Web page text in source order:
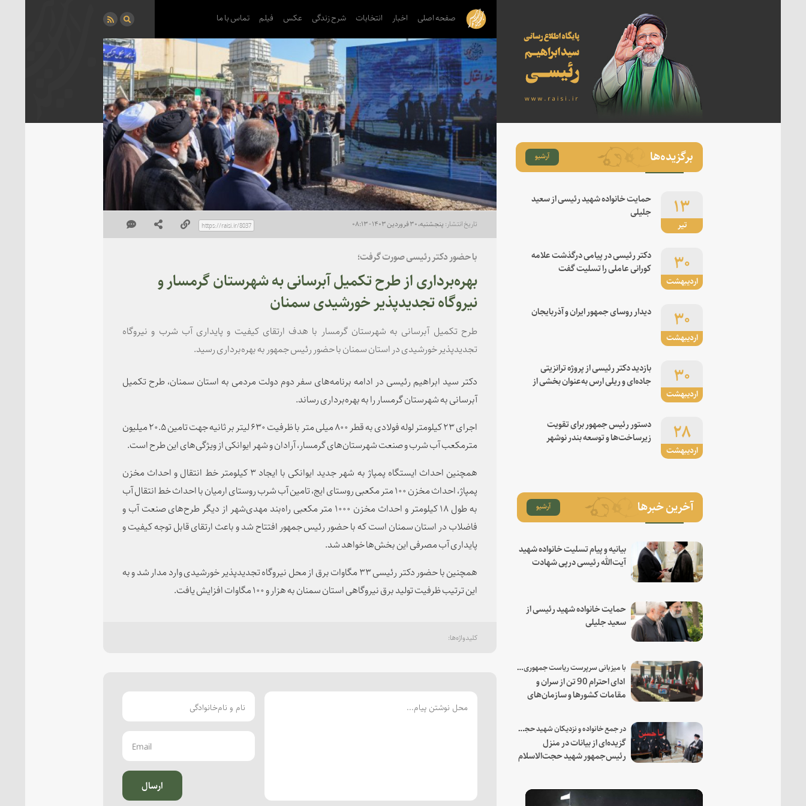
صفحه اصلی اخبار انتخابات شرح زندگی عکس فیلم تماس با ما
پنجشنبه، ۳۰ فروردین ۱۴۰۳ - ۰۸:۱۳
با حضور دکتر رئیسی صورت گرفت؛
بهره‌برداری از طرح تکمیل آبرسانی به شهرستان گرمسار و
نیروگاه تجدیدپذیر خورشیدی سمنان
طرح تکمیل آبرسانی به شهرستان گرمسار با هدف ارتقای کیفیت و پایداری آب شرب و نیروگاه
تجدیدپذیر خورشیدی در استان سمنان با حضور رئیس جمهور به بهره‌برداری رسید.
دکتر سید ابراهیم رئیسی در ادامه برنامه‌های سفر دوم دولت مردمی به استان سمنان، طرح تکمیل
آبرسانی به شهرستان گرمسار را به بهره‌برداری رساند.
اجرای ۲۳ کیلومتر لوله فولادی به قطر ۸۰۰ میلی متر با ظرفیت ۶۳۰ لیتر بر ثانیه جهت تامین ۲۰.۵ میلیون
مترمکعب آب شرب و صنعت شهرستان‌های گرمسار، آرادان و شهر ایوانکی از ویژگی‌های این طرح است.
همچنین احداث ایستگاه پمپاژ به شهر جدید ایوانکی با ایجاد ۳ کیلومتر خط انتقال و احداث مخزن
پمپاژ، احداث مخزن ۱۰۰ متر مکعبی روستای ایج، تامین آب شرب روستای ارمیان با احداث خط انتقال آب
به طول ۱۸ کیلومتر و احداث مخزن ۱۰۰۰ متر مکعبی راه‌بند مهدی‌شهر از دیگر طرح‌های صنعت آب و
فاضلاب در استان سمنان است که با حضور رئیس جمهور افتتاح شد و باعث ارتقای قابل توجه کیفیت و
پایداری آب مصرفی این بخش‌ها خواهد شد.
همچنین با حضور دکتر رئیسی ۳۳ مگاوات برق از محل نیروگاه تجدیدپذیر خورشیدی وارد مدار شد و به
این ترتیب ظرفیت تولید برق نیروگاهی استان سمنان به هزار و ۱۰۰ مگاوات افزایش یافت.
ارسال
برگزیده‌ها آرشیو
تیر
۱۳
حمایت خانواده شهید رئیسی از سعید
جلیلی
اردیبهشت
۳۰
دکتر رئیسی در پیامی درگذشت علامه
کورانی عاملی را تسلیت گفت
اردیبهشت
۳۰ دیدار روسای جمهور ایران و آذربایجان
اردیبهشت
۳۰
بازدید دکتر رئیسی از پروژه ترانزیتی
جاده‌ای و ریلی ارس به‌عنوان بخشی از
اردیبهشت
۲۸
دستور رئیس جمهور برای تقویت
زیرساخت‌ها و توسعه بندر نوشهر
آخرین خبرها آرشیو
بیانیه و پیام تسلیت خانواده شهید
آیت‌الله رئیسی درپی شهادت
حمایت خانواده شهید رئیسی از
سعید جلیلی
با میزبانی سرپرست ریاست جمهوری صورت گرفت؛
ادای احترام 90 تن از سران و
مقامات کشورها و سازمان‌های
در جمع خانواده و نزدیکان شهید حجت‌الاسلام‌والمسلمین رئیسی:
گزیده‌ای از بیانات در منزل
رئیس‌جمهور شهید حجت‌الاسلام